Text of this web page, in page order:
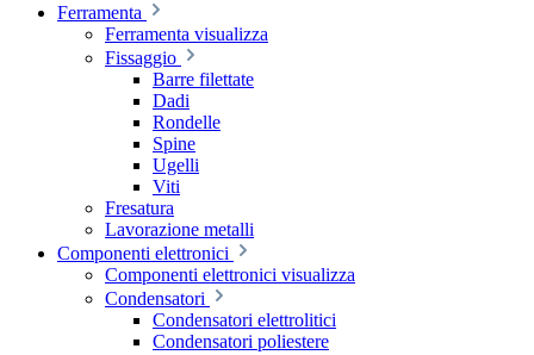
Ferramenta
Ferramenta visualizza
Fissaggio
Barre filettate
Dadi
Rondelle
Spine
Ugelli
Viti
Fresatura
Lavorazione metalli
Componenti elettronici
Componenti elettronici visualizza
Condensatori
Condensatori elettrolitici
Condensatori poliestere